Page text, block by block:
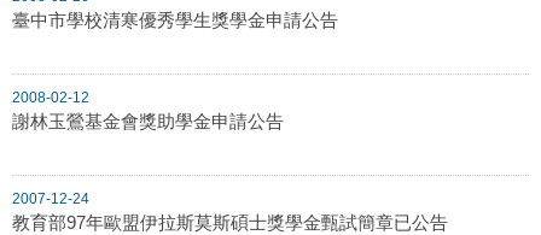
臺中市學校清寒優秀學生獎學金申請公告
2008-02-12
謝林玉鶯基金會獎助學金申請公告
2007-12-24
教育部97年歐盟伊拉斯莫斯碩士獎學金甄試簡章已公告